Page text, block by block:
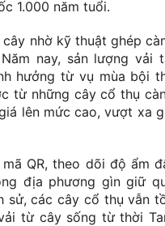
1.000 năm tuổi.
nhờ kỹ thuật ghép
nay, sản lượng vải
hưởng từ vụ mùa bội
từ những cây cổ thụ
lên mức cao, vượt xa
QR, theo dõi độ ẩm
địa phương gìn giữ
sử, các cây cổ thụ vẫn
từ cây sống từ thời